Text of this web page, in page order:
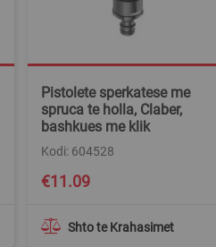
Pistolete sperkatese me
spruca te holla, Claber,
bashkues me klik
Kodi: 604528
Shto te Krahasimet
€11.09